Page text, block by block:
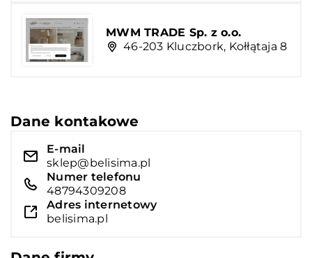
MWM TRADE Sp. z o.o.
46-203 Kluczbork, Kołłątaja 8
Dane kontakowe
E-mail
sklep@belisima.pl
Numer telefonu
48794309208
Adres internetowy
belisima.pl